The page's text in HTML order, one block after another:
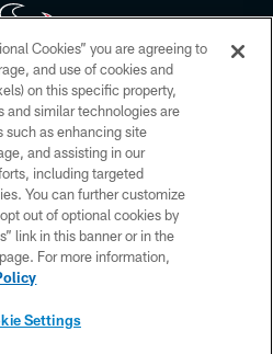
All rights reserved. No portion of
redistributed or manipulated in any
beyond this page, you agree to abide by
Policy, Code of Conduct, and Terms and
POLICY
US
Cookies” you are agreeing to
and use of cookies and
on this specific property,
and similar technologies are
such as enhancing site
and assisting in our
including targeted
You can further customize
out of optional cookies by
link in this banner or in the
For more information,
Settings